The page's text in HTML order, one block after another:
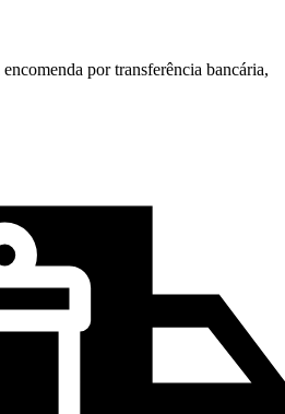
encomenda por transferência bancária,